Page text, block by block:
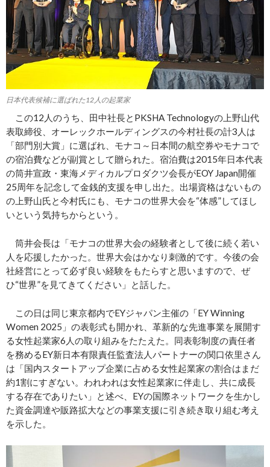
日本代表候補に選ばれた12人の起業家
この12人のうち、田中社長とPKSHA Technologyの上野山代
表取締役、オーレックホールディングスの今村社長の計3人は
「部門別大賞」に選ばれ、モナコ～日本間の航空券やモナコで
の宿泊費などが副賞として贈られた。宿泊費は2015年日本代表
の筒井宣政・東海メディカルプロダクツ会長がEOY Japan開催
25周年を記念して金銭的支援を申し出た。出場資格はないもの
の上野山氏と今村氏にも、モナコの世界大会を“体感”してほし
いという気持ちからという。
筒井会長は「モナコの世界大会の経験者として後に続く若い
人を応援したかった。世界大会はかなり刺激的です。今後の会
社経営にとって必ず良い経験をもたらすと思いますので、ぜ
ひ“世界”を見てきてください」と話した。
この日は同じ東京都内でEYジャパン主催の「EY Winning
Women 2025」の表彰式も開かれ、革新的な先進事業を展開す
る女性起業家6人の取り組みをたたえた。同表彰制度の責任者
を務めるEY新日本有限責任監査法人パートナーの関口依里さん
は「国内スタートアップ企業に占める女性起業家の割合はまだ
約1割にすぎない。われわれは女性起業家に伴走し、共に成長
する存在でありたい」と述べ、EYの国際ネットワークを生かし
た資金調達や販路拡大などの事業支援に引き続き取り組む考え
を示した。